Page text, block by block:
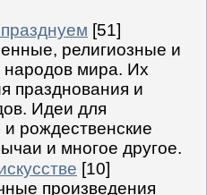
[51]
религиозные и
народов мира. Их
празднования и
Идеи для
рождественские
и многое другое.
[10]
произведения